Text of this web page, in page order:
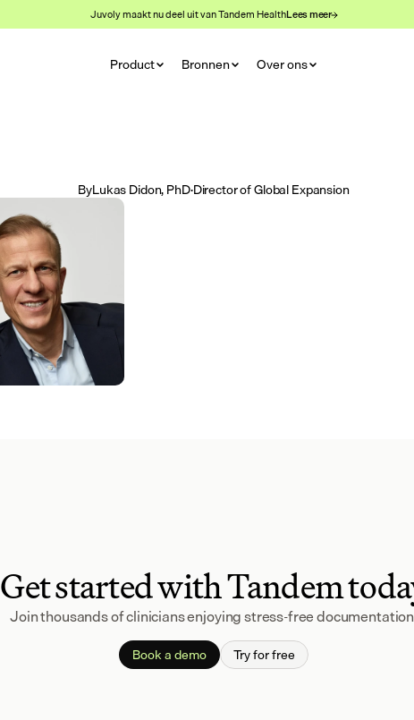
Juvoly maakt nu deel uit van Tandem HealthLees meer
Product Bronnen Over ons
ByLukas Didon, PhD·Director of Global Expansion
Get started with Tandem
Join thousands of clinicians enjoying stress-free
Book a demo Try for free